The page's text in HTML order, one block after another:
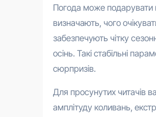
Погода може подарувати
визначають, чого
забезпечують чітку
осінь. Такі стабільні
сюрпризів.
Для просунутих читачів
амплітуду коливань,